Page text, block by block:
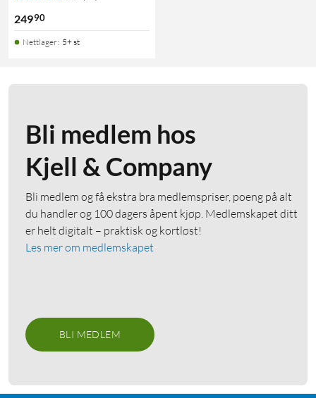
24990
Nettlager: 5+ st
Bli medlem hos
Kjell & Company
Bli medlem og få ekstra bra medlemspriser, poeng på alt
du handler og 100 dagers åpent kjøp. Medlemskapet ditt
er helt digitalt – praktisk og kortløst!
Les mer om medlemskapet
BLI MEDLEM